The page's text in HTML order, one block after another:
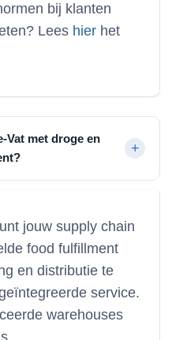
bij klanten
Lees hier het
Vat met droge en
jouw supply chain
food fulfillment
en distributie te
service.
warehouses